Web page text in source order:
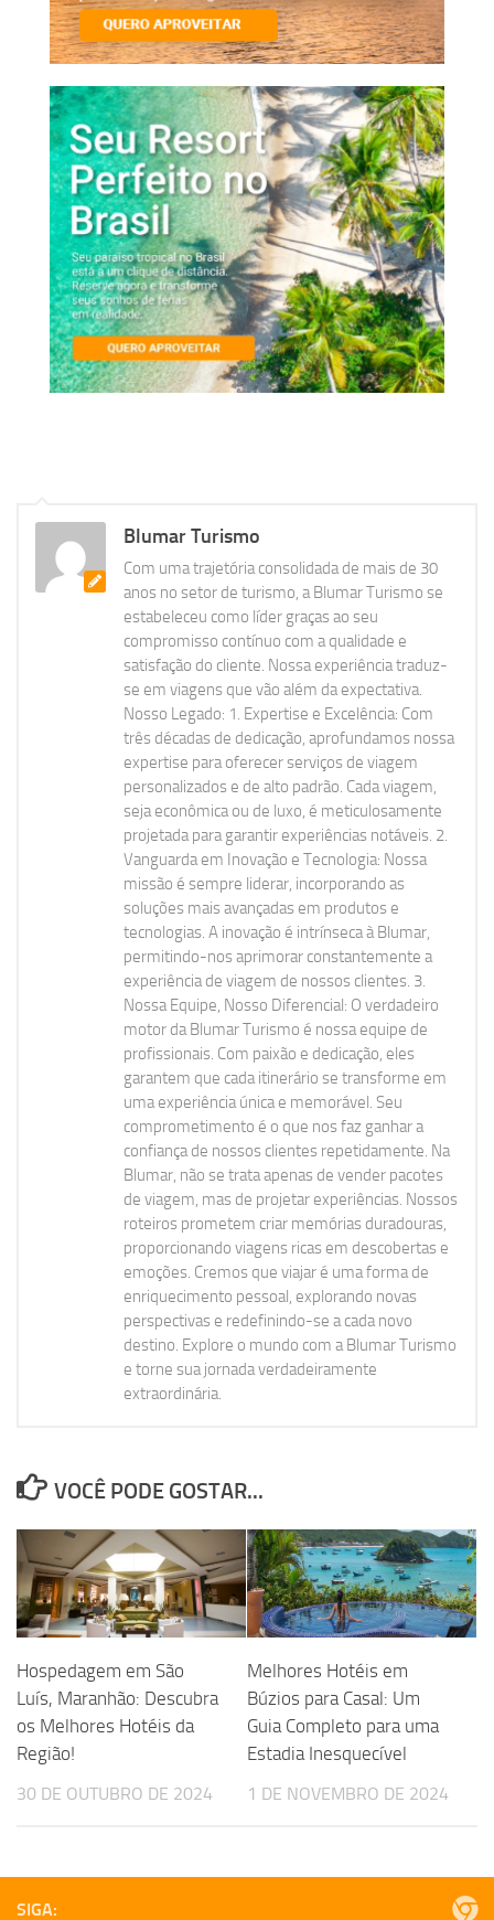
Blumar Turismo
Com uma trajetória consolidada de mais de 30
anos no setor de turismo, a Blumar Turismo se
estabeleceu como líder graças ao seu
compromisso contínuo com a qualidade e
satisfação do cliente. Nossa experiência traduz-
se em viagens que vão além da expectativa.
Nosso Legado: 1. Expertise e Excelência: Com
três décadas de dedicação, aprofundamos nossa
expertise para oferecer serviços de viagem
personalizados e de alto padrão. Cada viagem,
seja econômica ou de luxo, é meticulosamente
projetada para garantir experiências notáveis. 2.
Vanguarda em Inovação e Tecnologia: Nossa
missão é sempre liderar, incorporando as
soluções mais avançadas em produtos e
tecnologias. A inovação é intrínseca à Blumar,
permitindo-nos aprimorar constantemente a
experiência de viagem de nossos clientes. 3.
Nossa Equipe, Nosso Diferencial: O verdadeiro
motor da Blumar Turismo é nossa equipe de
profissionais. Com paixão e dedicação, eles
garantem que cada itinerário se transforme em
uma experiência única e memorável. Seu
comprometimento é o que nos faz ganhar a
confiança de nossos clientes repetidamente. Na
Blumar, não se trata apenas de vender pacotes
de viagem, mas de projetar experiências. Nossos
roteiros prometem criar memórias duradouras,
proporcionando viagens ricas em descobertas e
emoções. Cremos que viajar é uma forma de
enriquecimento pessoal, explorando novas
perspectivas e redefinindo-se a cada novo
destino. Explore o mundo com a Blumar Turismo
e torne sua jornada verdadeiramente
extraordinária.
VOCÊ PODE GOSTAR...
Hospedagem em São
Luís, Maranhão: Descubra
os Melhores Hotéis da
Região!
30 DE OUTUBRO DE 2024
Melhores Hotéis em
Búzios para Casal: Um
Guia Completo para uma
Estadia Inesquecível
1 DE NOVEMBRO DE 2024
SIGA: